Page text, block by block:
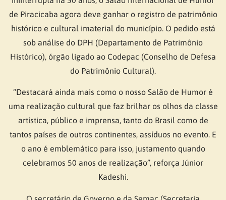
de Piracicaba agora deve ganhar o registro de patrimônio
histórico e cultural imaterial do município. O pedido está
sob análise do DPH (Departamento de Patrimônio
Histórico), órgão ligado ao Codepac (Conselho de Defesa
do Patrimônio Cultural).
“Destacará ainda mais como o nosso Salão de Humor é
uma realização cultural que faz brilhar os olhos da classe
artística, público e imprensa, tanto do Brasil como de
tantos países de outros continentes, assíduos no evento. E
o ano é emblemático para isso, justamento quando
celebramos 50 anos de realização”, reforça Júnior
Kadeshi.